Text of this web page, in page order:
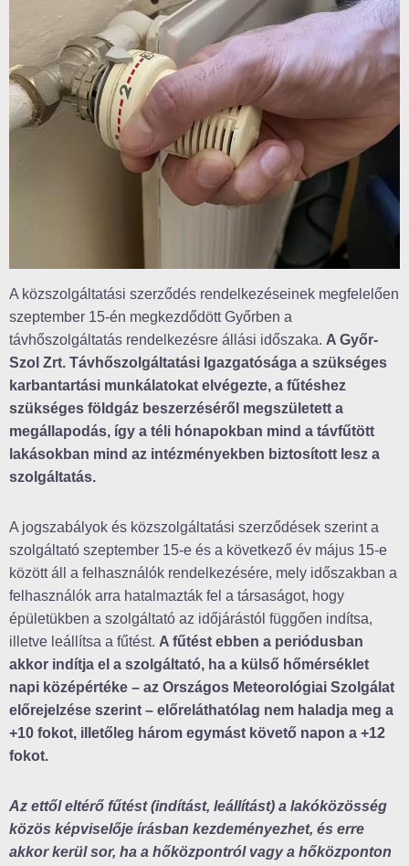
A közszolgáltatási szerződés rendelkezéseinek megfelelően
szeptember 15-én megkezdődött Győrben a
távhőszolgáltatás rendelkezésre állási időszaka. A Győr-
Szol Zrt. Távhőszolgáltatási Igazgatósága a szükséges
karbantartási munkálatokat elvégezte, a fűtéshez
szükséges földgáz beszerzéséről megszületett a
megállapodás, így a téli hónapokban mind a távfűtött
lakásokban mind az intézményekben biztosított lesz a
szolgáltatás.
A jogszabályok és közszolgáltatási szerződések szerint a
szolgáltató szeptember 15-e és a következő év május 15-e
között áll a felhasználók rendelkezésére, mely időszakban a
felhasználók arra hatalmazták fel a társaságot, hogy
épületükben a szolgáltató az időjárástól függően indítsa,
illetve leállítsa a fűtést. A fűtést ebben a periódusban
akkor indítja el a szolgáltató, ha a külső hőmérséklet
napi középértéke – az Országos Meteorológiai Szolgálat
előrejelzése szerint – előreláthatólag nem haladja meg a
+10 fokot, illetőleg három egymást követő napon a +12
fokot.
Az ettől eltérő fűtést (indítást, leállítást) a lakóközösség
közös képviselője írásban kezdeményezhet, és erre
akkor kerül sor, ha a hőközpontról vagy a hőközponton